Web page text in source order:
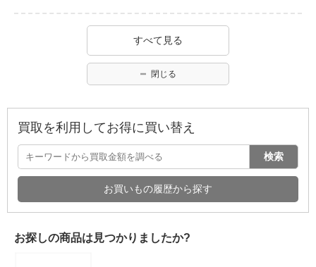
すべて見る
閉じる
買取を利用してお得に買い替え
検索
お買いもの履歴から探す
お探しの商品は見つかりましたか?